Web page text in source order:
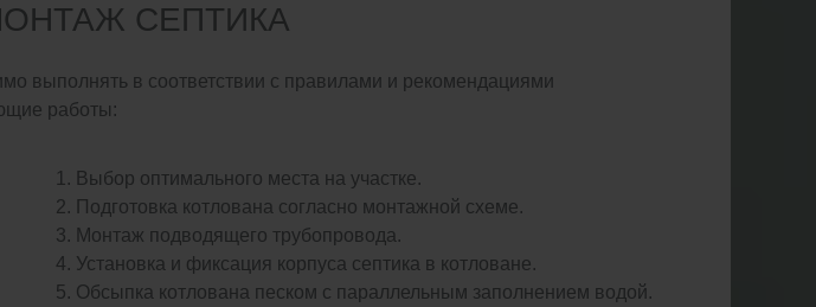
СЕПТИКА
выполнять в соответствии с правилами и рекомендациями
работы:
Выбор оптимального места на участке.
Подготовка котлована согласно монтажной схеме.
Монтаж подводящего трубопровода.
Установка и фиксация корпуса септика в котловане.
Обсыпка котлована песком с параллельным заполнением водой.